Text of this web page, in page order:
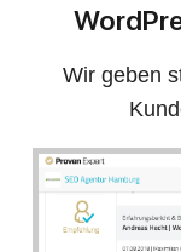
Wir geben